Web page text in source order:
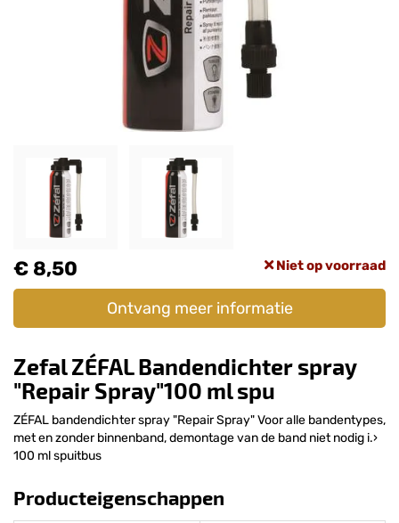
€ 8,50 Niet op voorraad
Ontvang meer informatie
Zefal ZÉFAL Bandendichter spray
"Repair Spray"100 ml spu
ZÉFAL bandendichter spray "Repair Spray" Voor alle bandentypes,
met en zonder binnenband, demontage van de band niet nodig i.›
100 ml spuitbus
Producteigenschappen